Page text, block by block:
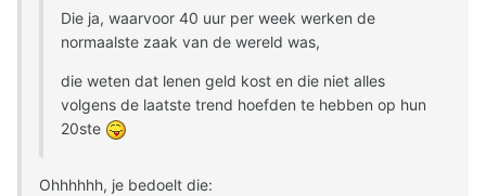
Die ja, waarvoor 40 uur per week werken de
normaalste zaak van de wereld was,
die weten dat lenen geld kost en die niet alles
volgens de laatste trend hoefden te hebben op hun
20ste
Ohhhhhh, je bedoelt die: